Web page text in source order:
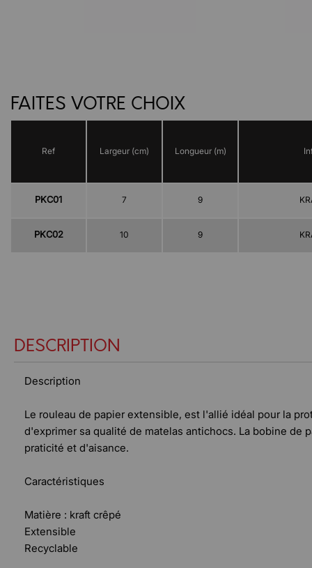
FAITES VOTRE CHOIX
Ref Largeur (cm) Longueur (m)
PKC01 7 9
PKC02 10 9
DESCRIPTION
Description
Le rouleau de papier extensible, est l'allié idéal pour la
d'exprimer sa qualité de matelas antichocs. La bobine
praticité et d'aisance.
Caractéristiques
Matière : kraft crêpé
Extensible
Recyclable